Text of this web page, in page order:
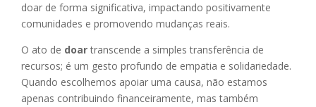
doar de forma significativa, impactando positivamente
comunidades e promovendo mudanças reais.
O ato de doartranscende a simples transferência de
recursos; é um gesto profundo de empatia e solidariedade.
Quando escolhemos apoiar uma causa, não estamos
apenas contribuindo financeiramente, mas também